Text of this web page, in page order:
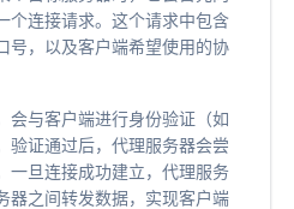
个连接请求。这个请求中包含
号，以及客户端希望使用的协
会与客户端进行身份验证（如
验证通过后，代理服务器会尝
一旦连接成功建立，代理服务
器之间转发数据，实现客户端